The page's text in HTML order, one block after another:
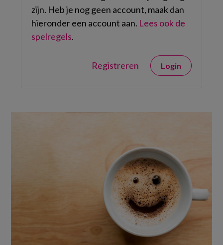
zijn. Heb je nog geen account, maak dan
hieronder een account aan. Lees ook de
spelregels.
Registreren Login